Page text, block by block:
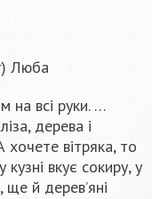
Люба
на всі руки. …
дерева i
хочете вiтряка, то
вкує сокиру, у
ще й дерев’янi